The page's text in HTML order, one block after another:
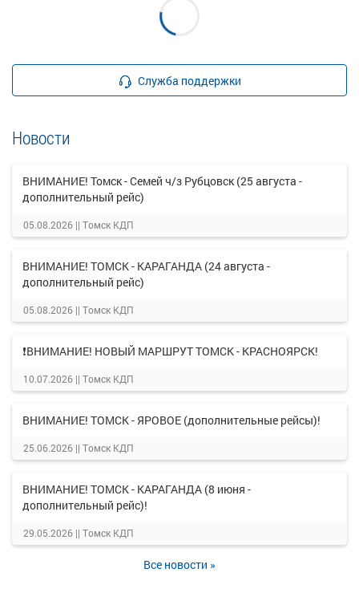
Служба поддержки
Новости
ВНИМАНИЕ! Томск - Семей ч/з Рубцовск (25 августа -
дополнительный рейс)
05.08.2026 || Томск КДП
ВНИМАНИЕ! ТОМСК - КАРАГАНДА (24 августа -
дополнительный рейс)
05.08.2026 || Томск КДП
❗ВНИМАНИЕ! НОВЫЙ МАРШРУТ ТОМСК - КРАСНОЯРСК!
10.07.2026 || Томск КДП
ВНИМАНИЕ! ТОМСК - ЯРОВОЕ (дополнительные рейсы)!
25.06.2026 || Томск КДП
ВНИМАНИЕ! ТОМСК - КАРАГАНДА (8 июня -
дополнительный рейс)!
29.05.2026 || Томск КДП
Все новости »